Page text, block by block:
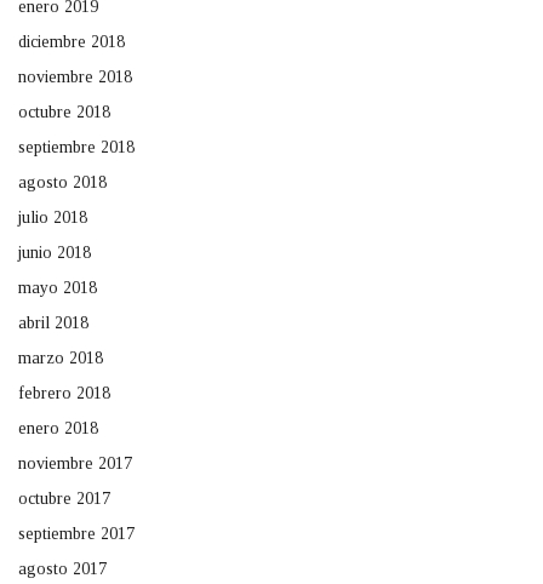
enero 2019
diciembre 2018
noviembre 2018
octubre 2018
septiembre 2018
agosto 2018
julio 2018
junio 2018
mayo 2018
abril 2018
marzo 2018
febrero 2018
enero 2018
noviembre 2017
octubre 2017
septiembre 2017
agosto 2017